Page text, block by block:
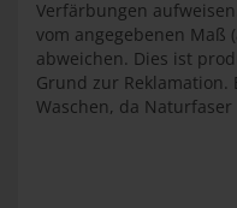
Verfärbungen
vom angegebenen Maß
abweichen. Dies ist
Grund zur Reklamation.
Waschen, da